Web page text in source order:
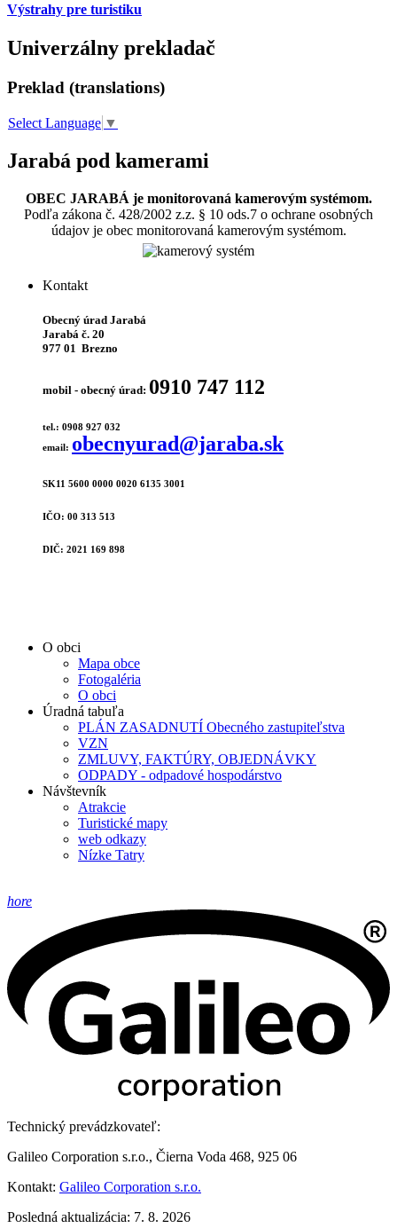
Výstrahy pre turistiku
Univerzálny prekladač
Preklad (translations)
Select Language ▼
Jarabá pod kamerami
OBEC JARABÁ je monitorovaná kamerovým systémom.
Podľa zákona č. 428/2002 z.z. § 10 ods.7 o ochrane osobných
údajov je obec monitorovaná kamerovým systémom.
Kontakt
Obecný úrad Jarabá
Jarabá č. 20
977 01 Brezno
mobil - obecný úrad: 0910 747 112
tel.: 0908 927 032
email: obecnyurad@jaraba.sk
SK11 5600 0000 0020 6135 3001
IČO: 00 313 513
DIČ: 2021 169 898
O obci
Mapa obce
Fotogaléria
O obci
Úradná tabuľa
PLÁN ZASADNUTÍ Obecného zastupiteľstva
VZN
ZMLUVY, FAKTÚRY, OBJEDNÁVKY
ODPADY - odpadové hospodárstvo
Návštevník
Atrakcie
Turistické mapy
web odkazy
Nízke Tatry
hore
Technický prevádzkovateľ:
Galileo Corporation s.r.o., Čierna Voda 468, 925 06
Kontakt: Galileo Corporation s.r.o.
Posledná aktualizácia: 7. 8. 2026